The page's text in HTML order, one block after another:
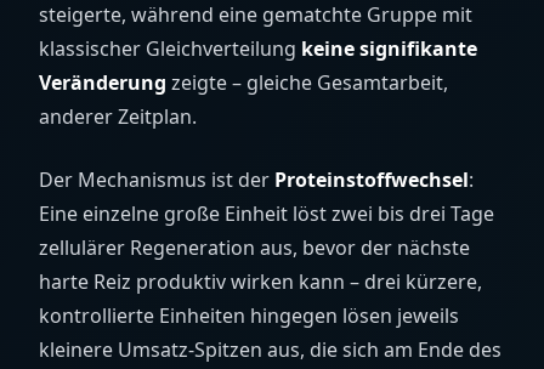
steigerte, während eine gematchte Gruppe mit
klassischer Gleichverteilung keine signifikante
Veränderung zeigte – gleiche Gesamtarbeit,
anderer Zeitplan.
Der Mechanismus ist der Proteinstoffwechsel:
Eine einzelne große Einheit löst zwei bis drei Tage
zellulärer Regeneration aus, bevor der nächste
harte Reiz produktiv wirken kann – drei kürzere,
kontrollierte Einheiten hingegen lösen jeweils
kleinere Umsatz-Spitzen aus, die sich am Ende des